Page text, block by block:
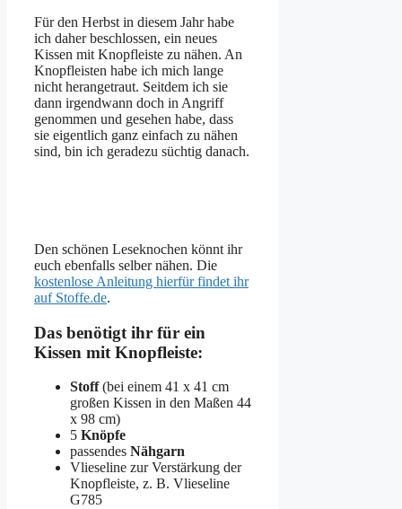
Für den Herbst in diesem Jahr habe
ich daher beschlossen, ein neues
Kissen mit Knopfleiste zu nähen. An
Knopfleisten habe ich mich lange
nicht herangetraut. Seitdem ich sie
dann irgendwann doch in Angriff
genommen und gesehen habe, dass
sie eigentlich ganz einfach zu nähen
sind, bin ich geradezu süchtig danach.
Den schönen Leseknochen könnt ihr
euch ebenfalls selber nähen. Die
kostenlose Anleitung hierfür findet ihr
auf Stoffe.de.
Das benötigt ihr für ein
Kissen mit Knopfleiste:
Stoff(bei einem 41 x 41 cm
großen Kissen in den Maßen 44
x 98 cm)
5 Knöpfe
passendes Nähgarn
Vlieseline zur Verstärkung der
Knopfleiste, z. B. Vlieseline
G785